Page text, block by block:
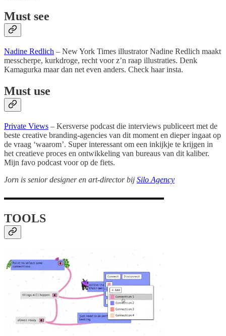
Must see
Nadine Redlich – New York Times illustrator Nadine Redlich maakt
messcherpe, kurkdroge, recht voor z’n raap illustraties. Denk
Kamagurka maar dan net even anders. Check haar insta.
Must use
Private Views – Kersverse podcast die interviews publiceert met de
beste creative branding-agencies van dit moment en dieper ingaat op
de vraag ‘waarom’. Super interessant om een inkijkje te krijgen in
het creatieve proces en ontwikkeling van bureaus van dit kaliber.
Mijn favo podcast voor op de fiets.
Jorn is senior designer en art-director bij Silo Agency
TOOLS